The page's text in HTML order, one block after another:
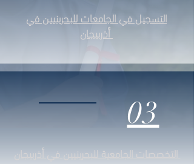
التسجيل في الجامعاتللبحرينيينفي
أذربيجان
03
التخصصات الجامعيةللبحرينيين في أذربيجان